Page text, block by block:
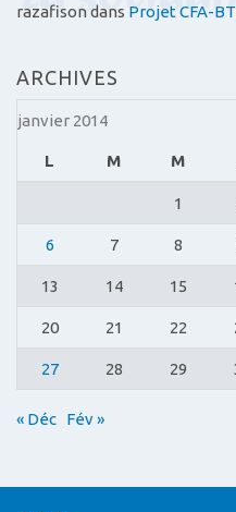
razafison dans Projet CFA-
ARCHIVES
janvier 2014
L M M
1
6 7 8
13 14 15
20 21 22
27 28 29
« Déc Fév »